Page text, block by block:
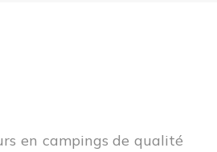
en campings de qualité